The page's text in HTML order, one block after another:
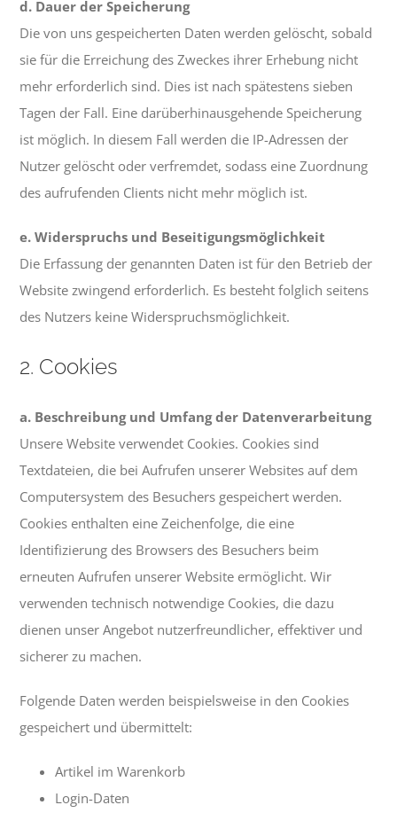
d. Dauer der Speicherung
Die von uns gespeicherten Daten werden gelöscht, sobald
sie für die Erreichung des Zweckes ihrer Erhebung nicht
mehr erforderlich sind. Dies ist nach spätestens sieben
Tagen der Fall. Eine darüberhinausgehende Speicherung
ist möglich. In diesem Fall werden die IP-Adressen der
Nutzer gelöscht oder verfremdet, sodass eine Zuordnung
des aufrufenden Clients nicht mehr möglich ist.
e. Widerspruchs und Beseitigungsmöglichkeit
Die Erfassung der genannten Daten ist für den Betrieb der
Website zwingend erforderlich. Es besteht folglich seitens
des Nutzers keine Widerspruchsmöglichkeit.
2. Cookies
a. Beschreibung und Umfang der Datenverarbeitung
Unsere Website verwendet Cookies. Cookies sind
Textdateien, die bei Aufrufen unserer Websites auf dem
Computersystem des Besuchers gespeichert werden.
Cookies enthalten eine Zeichenfolge, die eine
Identifizierung des Browsers des Besuchers beim
erneuten Aufrufen unserer Website ermöglicht. Wir
verwenden technisch notwendige Cookies, die dazu
dienen unser Angebot nutzerfreundlicher, effektiver und
sicherer zu machen.
Folgende Daten werden beispielsweise in den Cookies
gespeichert und übermittelt:
Artikel im Warenkorb
Login-Daten